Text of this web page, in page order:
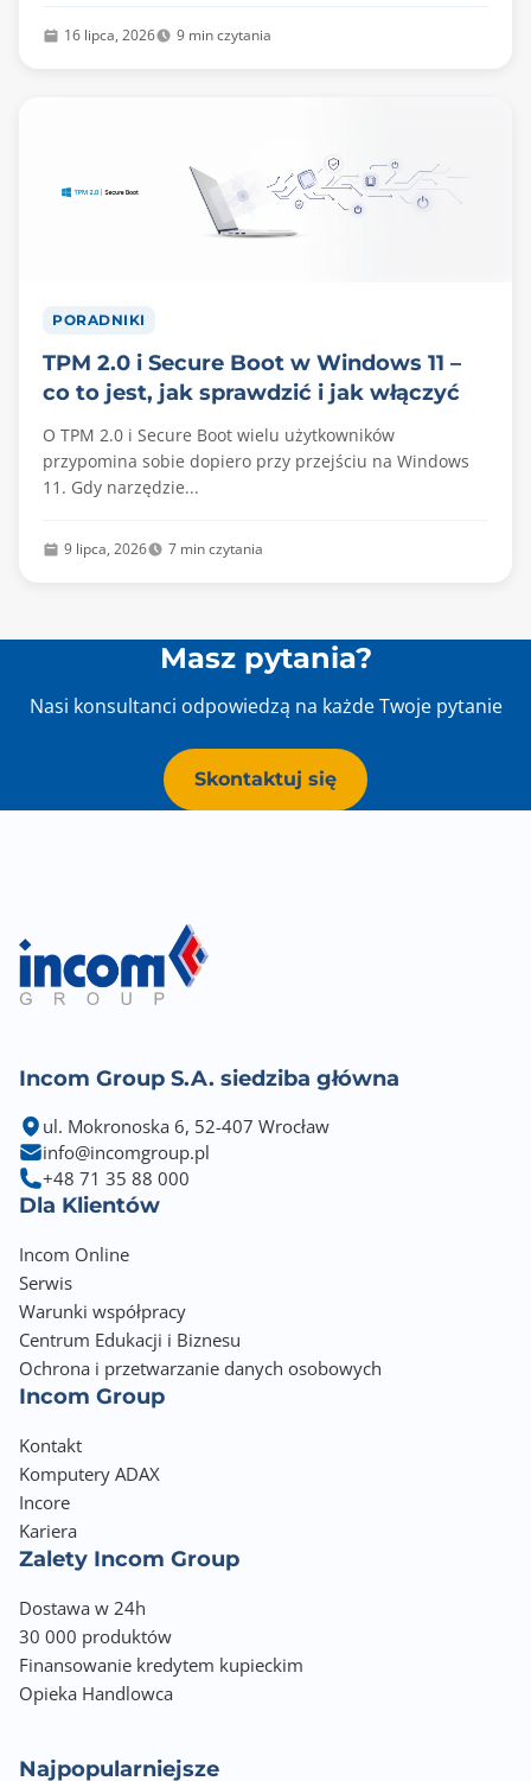
16 lipca, 2026 9 min czytania
PORADNIKI
TPM 2.0 i Secure Boot w Windows 11 –
co to jest, jak sprawdzić i jak włączyć
O TPM 2.0 i Secure Boot wielu użytkowników
przypomina sobie dopiero przy przejściu na Windows
11. Gdy narzędzie...
9 lipca, 2026 7 min czytania
Masz pytania?
Nasi konsultanci odpowiedzą na każde Twoje pytanie
Skontaktuj się
Incom Group S.A. siedziba główna
ul. Mokronoska 6, 52-407 Wrocław
info@incomgroup.pl
+48 71 35 88 000
Dla Klientów
Incom Online
Serwis
Warunki współpracy
Centrum Edukacji i Biznesu
Ochrona i przetwarzanie danych osobowych
Incom Group
Kontakt
Komputery ADAX
Incore
Kariera
Zalety Incom Group
Dostawa w 24h
30 000 produktów
Finansowanie kredytem kupieckim
Opieka Handlowca
Najpopularniejsze